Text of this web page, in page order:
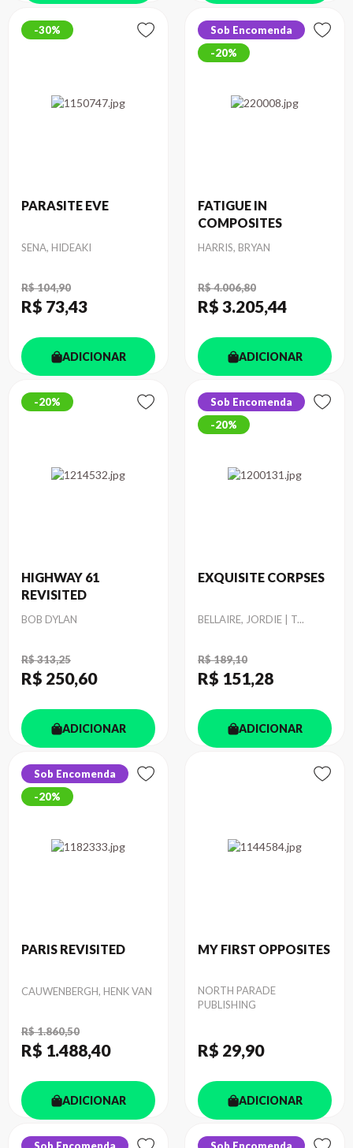
30%
PARASITE EVE
Autor
SENA, HIDEAKI
R$ 104,90
R$ 73,43
ADICIONAR
Sob Encomenda
20%
FATIGUE IN
COMPOSITES
Autor
HARRIS, BRYAN
R$ 4.006,80
R$ 3.205,44
ADICIONAR
20%
HIGHWAY 61
REVISITED
Autor
BOB DYLAN
R$ 313,25
R$ 250,60
ADICIONAR
Sob Encomenda
20%
EXQUISITE CORPSES
Autor
BELLAIRE, JORDIE | T...
R$ 189,10
R$ 151,28
ADICIONAR
Sob Encomenda
20%
PARIS REVISITED
Autor
CAUWENBERGH, HENK VAN
R$ 1.860,50
R$ 1.488,40
ADICIONAR
MY FIRST OPPOSITES
Autor
NORTH PARADE
PUBLISHING
R$ 29,90
ADICIONAR